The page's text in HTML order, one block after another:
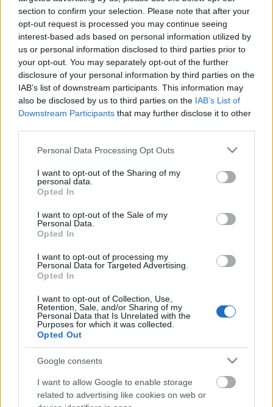
section to confirm your selection. Please note that after your
opt-out request is processed you may continue seeing
interest-based ads based on personal information utilized by
us or personal information disclosed to third parties prior to
your opt-out. You may separately opt-out of the further
disclosure of your personal information by third parties on the
IAB’s list of downstream participants. This information may
also be disclosed by us to third parties on the IAB’s List of
Downstream Participants that may further disclose it to other
Please note that this website/app uses one or more Google
not limited to your visit or usage behaviour. You may click to
grant or deny consent to Google and its third-party tags to
use your data for below specified purposes in below Google
consent section.
Personal Data Processing Opt Outs
I want to opt-out of the Sharing of my
personal data.
Opted In
I want to opt-out of the Sale of my
Personal Data.
Opted In
I want to opt-out of processing my
Personal Data for Targeted Advertising.
Opted In
I want to opt-out of Collection, Use,
Retention, Sale, and/or Sharing of my
Personal Data that Is Unrelated with the
Purposes for which it was collected.
Opted Out
Google consents
I want to allow Google to enable storage
related to advertising like cookies on web or
mesotympanonban van, és egy fehéres körülírt
tömeg tűnik át a dobhártyán. De ha a reziduum az
atticusban, vagy a mastoidüregben van, vagy a
novomembrán annyira vaskos, hogy nem
transzparens, akkor látszólag minden rendben van a
füllel, közben meg mégsem. Ezért is szükséges a 2.
szakasz műtét, vagy pedig a dedikált MRI (non-EPI
DWI MRI + ADC) utánkövetés hosszú évekig.
megjegyezni. Az egyik a magyarul talán leginkább
recidivism" kifejezés, amit elsősorban a kétfajta
kiújulás (recidíva + reziduum) együttes kezelésére,
magyar szakmai nyelvben (még) nem annyira terjedt
el, de elég frappánsan leírja a dolgot, és mivel erre
használom. Az utolsó kifejezés pedig a "
recurrent
cholesteatoma, ami végső soron a recidíva
fontosnak kiemelni, mert az angol nyelvű
szakirodalomban nem fogunk olyat találni, hogy
recidiv cholesteatoma ", ne is így keressünk.
Ugyanakkor a magyarban már annyira elterjedt a
helyette a "rekurrens
cholesteatomára, és itthon még mástól sem
hallottam így mondani. Tehát itt van egy eltérés a